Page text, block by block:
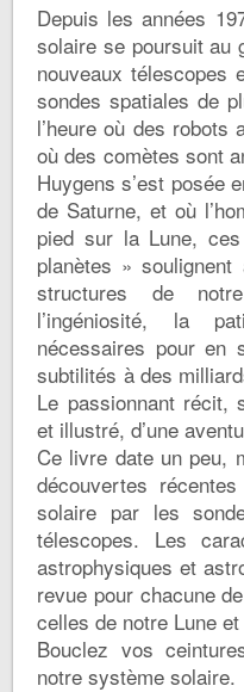
Depuis les années
solaire se poursuit au
nouveaux télescopes
sondes spatiales de
l’heure où des robots
où des comètes sont
Huygens s’est posée
de Saturne, et où
pied sur la Lune,
planètes » soulignent
structures de
l’ingéniosité, la
nécessaires pour en
subtilités à des
Le passionnant récit,
et illustré, d’une
Ce livre date un peu,
découvertes
solaire par les
télescopes. Les
astrophysiques et
revue pour chacune
celles de notre Lune
Bouclez vos
notre système solaire.